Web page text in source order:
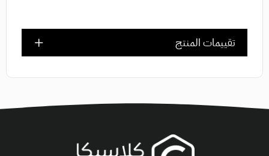
تقييمات المنتج